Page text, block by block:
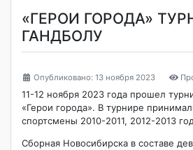
«ГЕРОИ ГОРОДА»
ГАНДБОЛУ
Опубликовано: 13 ноября 2023
11-12 ноября 2023 года прошел
«Герои города». В турнире
спортсмены 2010-2011, 2012-2013
Сборная Новосибирска в составе